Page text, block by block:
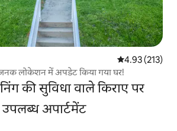
औसत रेटिंग 5 में से
4.93 (213)
लोकेशन में अपडेट किया गया घर!
की सुविधा वाले किराए पर
उपलब्ध अपार्टमेंट